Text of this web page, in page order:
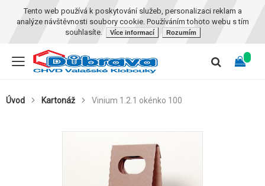
Tento web používá k poskytování služeb, personalizaci reklam a
analýze návštěvnosti soubory cookie. Používáním tohoto webu s tím
souhlasíte.
Více informací Rozumím
Úvod Kartonáž Vinium 1.2.1 okénko 100